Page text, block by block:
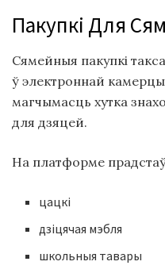
Пакупкі Для
Сямейныя пакупкі
ў электроннай
магчымасць хутка
для дзяцей.
На платформе
цацкі
дзіцячая мэбля
школьныя тавары